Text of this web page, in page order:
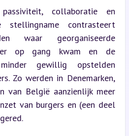
collaboratie en
stellingname contrasteert
waar georganiseerde
op gang kwam en de
gewillig opstelden
Zo werden in Denemarken,
van België aanzienlijk meer
van burgers en (een deel